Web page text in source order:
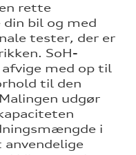
rette
bil og med
tester, der er
SoH-
med op til
til den
udgør
i